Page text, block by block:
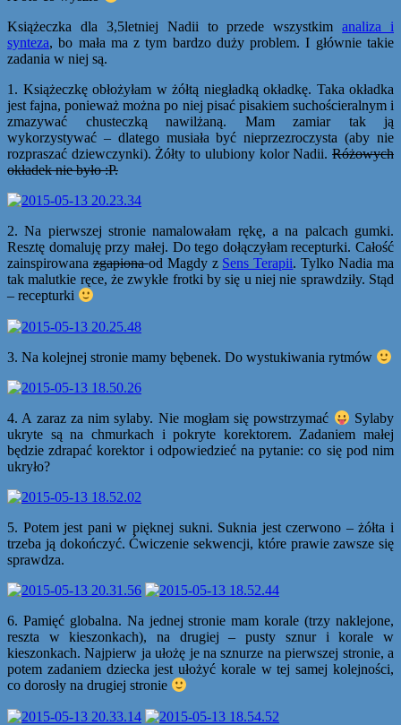
Książeczka dla 3,5letniej Nadii to przede wszystkimanaliza i
synteza, bo mała ma z tym bardzo duży problem. I głównie takie
zadania w niej są.
1. Książeczkę obłożyłam w żółtą niegładką okładkę. Taka okładka
jest fajna, ponieważ można po niej pisać pisakiem suchościeralnym i
zmazywać chusteczką nawilżaną. Mam zamiar tak ją
wykorzystywać – dlatego musiała być nieprzezroczysta (aby nie
rozpraszać dziewczynki). Żółty to ulubiony kolor Nadii. Różowych
okładek nie było :P.
2. Na pierwszej stronie namalowałam rękę, a na palcach gumki.
Resztę domaluję przy małej. Do tego dołączyłam recepturki. Całość
zainspirowana zgapionaod Magdy z Sens Terapii. Tylko Nadia ma
tak malutkie ręce, że zwykłe frotki by się u niej nie sprawdziły. Stąd
– recepturki
3. Na kolejnej stronie mamy bębenek. Do wystukiwania rytmów
4. A zaraz za nim sylaby. Nie mogłam się powstrzymać
Sylaby
ukryte są na chmurkach i pokryte korektorem. Zadaniem małej
będzie zdrapać korektor i odpowiedzieć na pytanie: co się pod nim
ukryło?
5. Potem jest pani w pięknej sukni. Suknia jest czerwono – żółta i
trzeba ją dokończyć. Ćwiczenie sekwencji, które prawie zawsze się
sprawdza.
6. Pamięć globalna. Na jednej stronie mam korale (trzy naklejone,
reszta w kieszonkach), na drugiej – pusty sznur i korale w
kieszonkach. Najpierw ja ułożę je na sznurze na pierwszej stronie, a
potem zadaniem dziecka jest ułożyć korale w tej samej kolejności,
co dorosły na drugiej stronie